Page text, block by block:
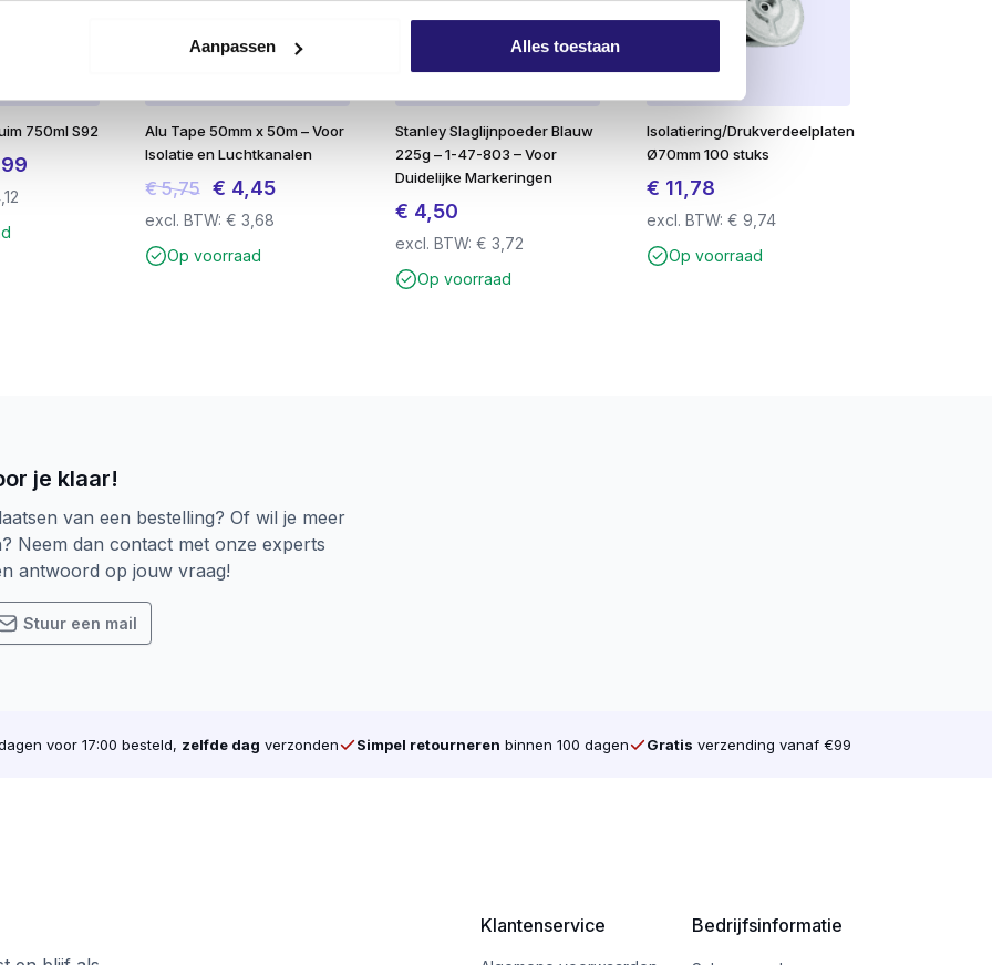
Aanpassen Alles toestaan
krachtoverdracht
25 bitjes
25 wordt meegeleverd)
55,0 mm – 100,0 mm
750ml S92
Alu Tape 50mm x 50m – Voor
Isolatie en Luchtkanalen
€5,75 Oorspronkelijke
prijs
was:
€ 4,45Huidige
excl. BTW:€ 3,68
Op voorraad
Stanley Slaglijnpoeder Blauw
225g – 1-47-803 – Voor
Duidelijke Markeringen
€ 4,50
excl. BTW:€ 3,72
Op voorraad
Isolatiering/Drukverdeelplaten
Ø70mm 100 stuks
€ 11,78
excl. BTW: € 9,74
Op voorraad
je klaar!
van een bestelling? Of wil je meer
Neem dan contact met onze experts
antwoord op jouw vraag!
Stuur een mail
voor 17:00 besteld, zelfde dag verzonden Simpel retourneren binnen 100 dagen Gratis verzending vanaf €99
Klantenservice Bedrijfsinformatie